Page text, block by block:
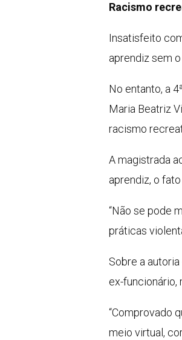
Racismo
Insatisfeito
aprendiz sem
No entanto, a
Maria Beatriz
racismo
A magistrada
aprendiz, o
“Não se pode
práticas
Sobre a
ex-funcionário,
“Comprovado
meio virtual,